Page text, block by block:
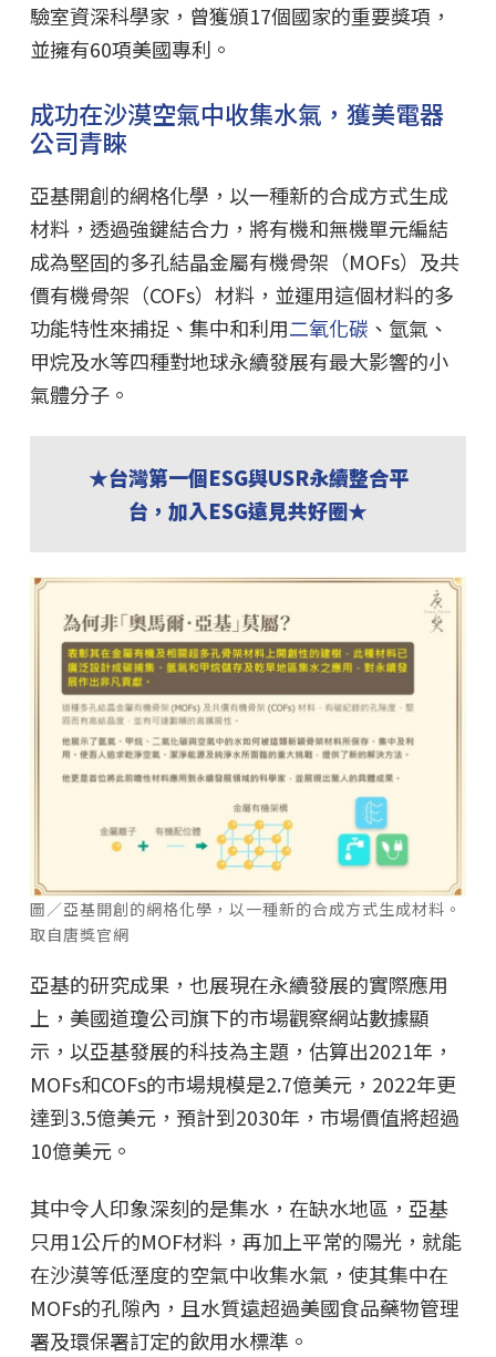
驗室資深科學家，曾獲頒17個國家的重要獎項，
並擁有60項美國專利。
成功在沙漠空氣中收集水氣，獲美電器
公司青睞
亞基開創的網格化學，以一種新的合成方式生成
材料，透過強鍵結合力，將有機和無機單元編結
成為堅固的多孔結晶金屬有機骨架（MOFs）及共
價有機骨架（COFs）材料，並運用這個材料的多
功能特性來捕捉、集中和利用二氧化碳 、氫氣、
甲烷及水等四種對地球永續發展有最大影響的小
氣體分子。
★台灣第一個ESG與USR永續整合平
台，加入ESG遠見共好圈★
圖／亞基開創的網格化學，以一種新的合成方式生成材料。
取自唐獎官網
亞基的研究成果，也展現在永續發展的實際應用
上，美國道瓊公司旗下的市場觀察網站數據顯
示，以亞基發展的科技為主題，估算出2021年，
MOFs和COFs的市場規模是2.7億美元，2022年更
達到3.5億美元，預計到2030年，市場價值將超過
10億美元。
其中令人印象深刻的是集水，在缺水地區，亞基
只用1公斤的MOF材料，再加上平常的陽光，就能
在沙漠等低溼度的空氣中收集水氣，使其集中在
MOFs的孔隙內，且水質遠超過美國食品藥物管理
署及環保署訂定的飲用水標準。